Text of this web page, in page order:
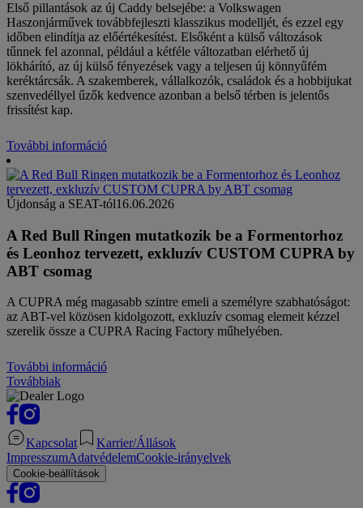
Első pillantások az új Caddy belsejébe: a Volkswagen
Haszonjárművek továbbfejleszti klasszikus modelljét, és ezzel egy
időben elindítja az előértékesítést. Elsőként a külső változások
tűnnek fel azonnal, például a kétféle változatban elérhető új
lökhárító, az új külső fényezések vagy a teljesen új könnyűfém
keréktárcsák. A szakemberek, vállalkozók, családok és a hobbijukat
szenvedéllyel űzők kedvence azonban a belső térben is jelentős
frissítést kap.
További információ
Újdonság a SEAT-tól16.06.2026
A Red Bull Ringen mutatkozik be a Formentorhoz
és Leonhoz tervezett, exkluzív CUSTOM CUPRA by
ABT csomag
A CUPRA még magasabb szintre emeli a személyre szabhatóságot:
az ABT-vel közösen kidolgozott, exkluzív csomag elemeit kézzel
szerelik össze a CUPRA Racing Factory műhelyében.
További információ
Továbbiak
Kapcsolat
Karrier/Állások
ImpresszumAdatvédelemCookie-irányelvek
Cookie-beállítások